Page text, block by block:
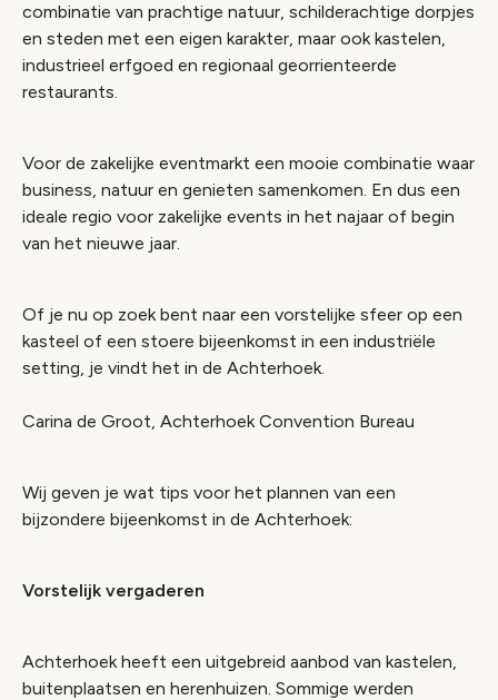
combinatie van prachtige natuur, schilderachtige dorpjes
en steden met een eigen karakter, maar ook kastelen,
industrieel erfgoed en regionaal georrienteerde
restaurants.
Voor de zakelijke eventmarkt een mooie combinatie waar
business, natuur en genieten samenkomen. En dus een
ideale regio voor zakelijke events in het najaar of begin
van het nieuwe jaar.
Of je nu op zoek bent naar een vorstelijke sfeer op een
kasteel of een stoere bijeenkomst in een industriële
setting, je vindt het in de Achterhoek.
Carina de Groot, Achterhoek Convention Bureau
Wij geven je wat tips voor het plannen van een
bijzondere bijeenkomst in de Achterhoek:
Vorstelijk vergaderen
Achterhoek heeft een uitgebreid aanbod van kastelen,
buitenplaatsen en herenhuizen. Sommige werden